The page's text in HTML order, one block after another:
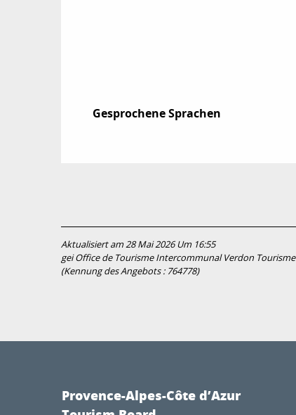
Gesprochene Sprachen
Gesprochene Sprachen
Aktualisiert am 28 Mai 2026 Um 16:55
gei Office de Tourisme Intercommunal Verdon Tourisme
(Kennung des Angebots : 764778)
Provence-Alpes-Côte d’Azur